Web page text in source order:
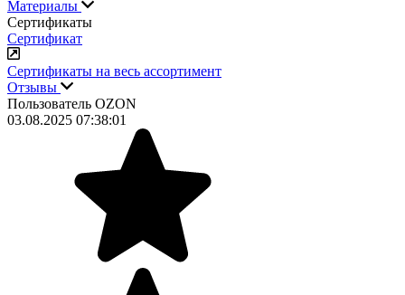
Материалы
Сертификаты
Сертификат
Сертификаты на весь ассортимент
Отзывы
Пользователь OZON
03.08.2025 07:38:01